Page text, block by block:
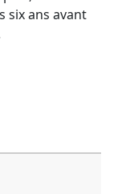
six ans avant